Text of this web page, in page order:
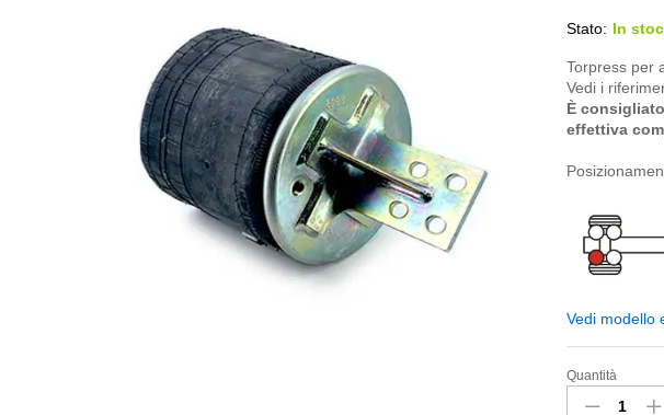
Stato: In
Torpress per
Vedi i
È
effettiva
Vedi modello
Torpress
Posteriore
Quantità